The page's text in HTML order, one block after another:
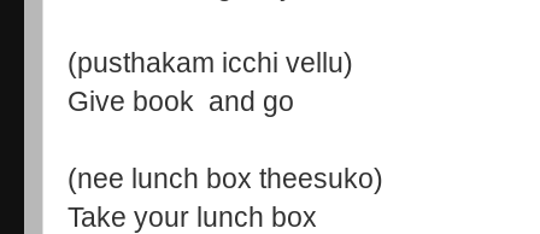
(pusthakam icchi vellu)
Give book and go
(nee lunch box theesuko)
Take your lunch box